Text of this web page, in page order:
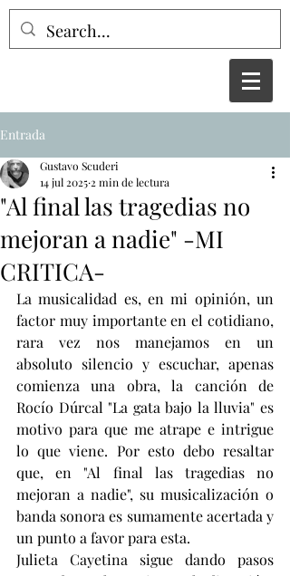
Entrada
"Al final las tragedias no
mejoran a nadie" -MI
CRITICA-
Gustavo Scuderi
14 jul 2025 2 min de lectura
La musicalidad es, en mi opinión, un
factor muy importante en el cotidiano,
rara vez nos manejamos en un
absoluto silencio y escuchar, apenas
comienza una obra, la canción de
Rocío Dúrcal "La gata bajo la lluvia" es
motivo para que me atrape e intrigue
lo que viene. Por esto debo resaltar
que, en "Al final las tragedias no
mejoran a nadie", su musicalización o
banda sonora es sumamente acertada y
un punto a favor para esta.
Julieta Cayetina sigue dando pasos